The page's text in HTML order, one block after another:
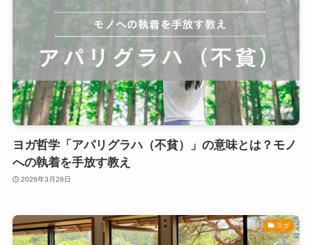
ヨガ哲学「アパリグラハ（不貧）」の意味とは？モノ
への執着を手放す教え
2026年3月26日
ヨガ